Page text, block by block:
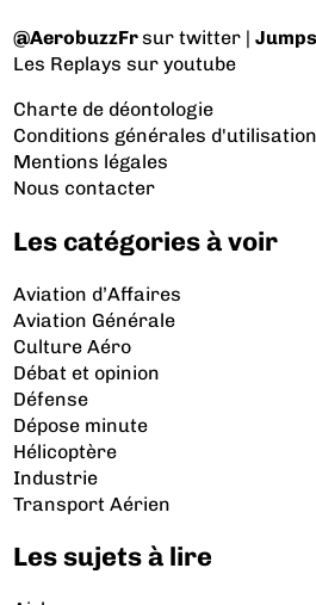
@AerobuzzFrsur twitter |
Les Replays sur youtube
Charte de déontologie
Conditions générales d'utilisation
Mentions légales
Nous contacter
Les catégories à voir
Aviation d’Affaires
Aviation Générale
Culture Aéro
Débat et opinion
Défense
Dépose minute
Hélicoptère
Industrie
Transport Aérien
Les sujets à lire